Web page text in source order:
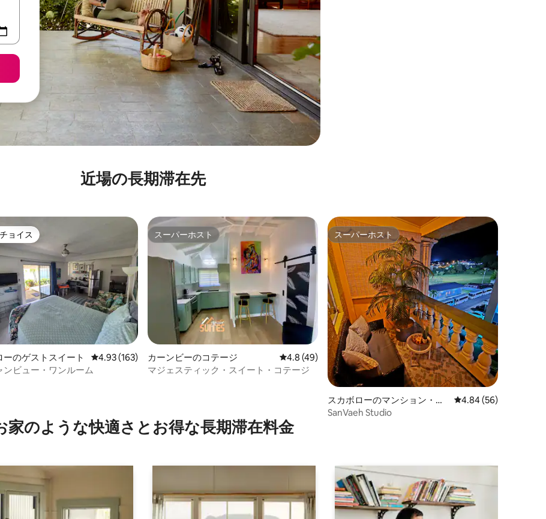
近場の長期滞在先
星中5つ星の平均評価
ョイス
ョイス
ーのゲストスイート レビュー163件、5つ星中4.93つ星の平均評価
4.93 (163)
ンビュー・ワンルーム
スーパーホスト
スーパーホスト
カーンビーのコテージ レビュー49件、5つ星中4.8つ星の平均評価
4.8 (49)
マジェスティック・スイート・コテージ
スーパーホスト
スーパーホスト
スカボローのマンション・ア
パート
レビュー56件、5つ星
4.84 (56)
SanVaeh Studio
家のような快⁠適⁠さ⁠とお⁠得⁠な長⁠期⁠滞⁠在料⁠金